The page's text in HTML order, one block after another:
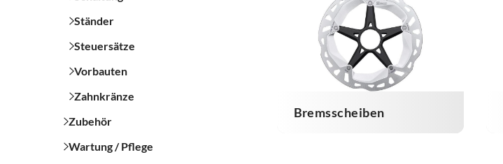
Ständer
Steuersätze
Vorbauten
Zahnkränze
Zubehör
Wartung / Pflege
Bremsscheiben